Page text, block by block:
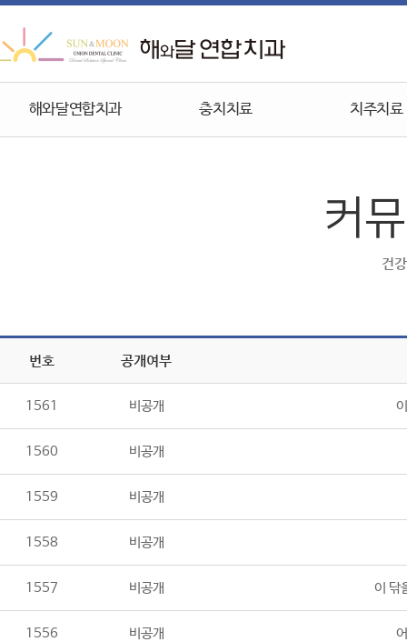
해와달연합치과 충치치료 치주치료
커
건
번호 공개여부
1561 비공개
1560 비공개
1559 비공개
1558 비공개
1557 비공개 이 닦
1556 비공개